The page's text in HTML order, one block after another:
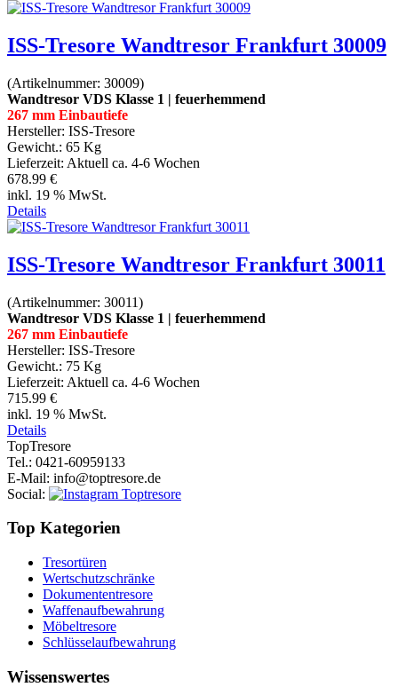
ISS-Tresore Wandtresor Frankfurt 30009
(Artikelnummer: 30009)
Wandtresor VDS Klasse 1 | feuerhemmend
267 mm Einbautiefe
Hersteller: ISS-Tresore
Gewicht.: 65 Kg
Lieferzeit: Aktuell ca. 4-6 Wochen
678.99 €
inkl. 19 % MwSt.
Details
ISS-Tresore Wandtresor Frankfurt 30011
(Artikelnummer: 30011)
Wandtresor VDS Klasse 1 | feuerhemmend
267 mm Einbautiefe
Hersteller: ISS-Tresore
Gewicht.: 75 Kg
Lieferzeit: Aktuell ca. 4-6 Wochen
715.99 €
inkl. 19 % MwSt.
Details
TopTresore
Tel.: 0421-60959133
E-Mail: info@toptresore.de
Social:
Top Kategorien
Tresortüren
Wertschutzschränke
Dokumententresore
Waffenaufbewahrung
Möbeltresore
Schlüsselaufbewahrung
Wissenswertes